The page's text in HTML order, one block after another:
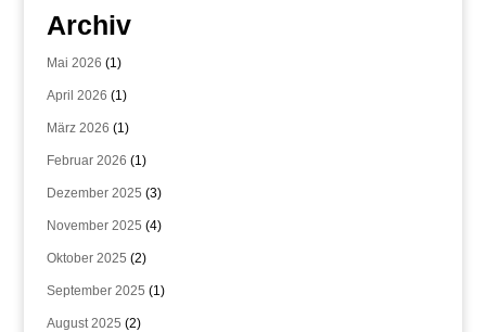
Archiv
Mai 2026 (1)
April 2026 (1)
März 2026 (1)
Februar 2026 (1)
Dezember 2025 (3)
November 2025 (4)
Oktober 2025 (2)
September 2025 (1)
August 2025 (2)